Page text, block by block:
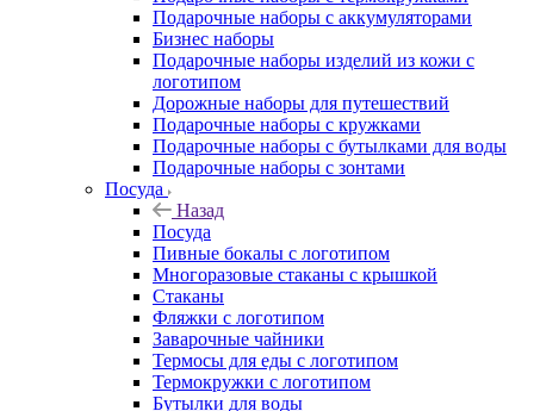
Подарочные наборы с аккумуляторами
Бизнес наборы
Подарочные наборы изделий из кожи с
логотипом
Дорожные наборы для путешествий
Подарочные наборы с кружками
Подарочные наборы с бутылками для воды
Подарочные наборы с зонтами
Посуда
Назад
Посуда
Пивные бокалы с логотипом
Многоразовые стаканы с крышкой
Стаканы
Фляжки с логотипом
Заварочные чайники
Термосы для еды с логотипом
Термокружки с логотипом
Бутылки для воды